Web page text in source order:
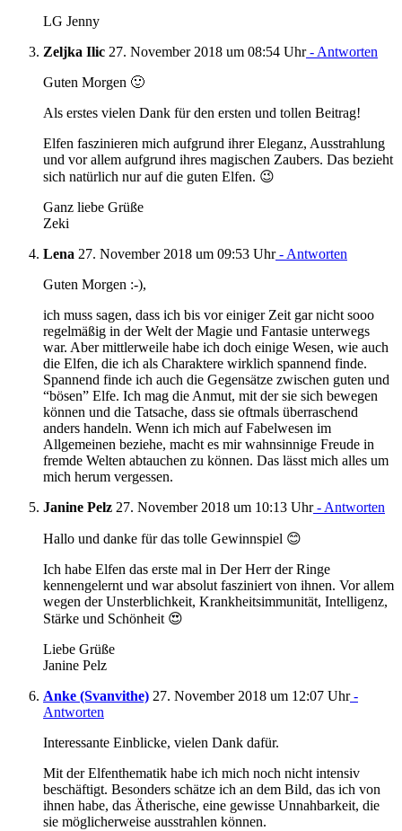
LG Jenny
Zeljka Ilic 27. November 2018 um 08:54 Uhr- Antworten
Guten Morgen 🙂
Als erstes vielen Dank für den ersten und tollen Beitrag!
Elfen faszinieren mich aufgrund ihrer Eleganz, Ausstrahlung
und vor allem aufgrund ihres magischen Zaubers. Das bezieht
sich natürlich nur auf die guten Elfen. 😉
Ganz liebe Grüße
Zeki
Lena 27. November 2018 um 09:53 Uhr- Antworten
Guten Morgen :-),
ich muss sagen, dass ich bis vor einiger Zeit gar nicht sooo
regelmäßig in der Welt der Magie und Fantasie unterwegs
war. Aber mittlerweile habe ich doch einige Wesen, wie auch
die Elfen, die ich als Charaktere wirklich spannend finde.
Spannend finde ich auch die Gegensätze zwischen guten und
“bösen” Elfe. Ich mag die Anmut, mit der sie sich bewegen
können und die Tatsache, dass sie oftmals überraschend
anders handeln. Wenn ich mich auf Fabelwesen im
Allgemeinen beziehe, macht es mir wahnsinnige Freude in
fremde Welten abtauchen zu können. Das lässt mich alles um
mich herum vergessen.
Janine Pelz 27. November 2018 um 10:13 Uhr- Antworten
Hallo und danke für das tolle Gewinnspiel 😊
Ich habe Elfen das erste mal in Der Herr der Ringe
kennengelernt und war absolut fasziniert von ihnen. Vor allem
wegen der Unsterblichkeit, Krankheitsimmunität, Intelligenz,
Stärke und Schönheit 😍
Liebe Grüße
Janine Pelz
Anke (Svanvithe) 27. November 2018 um 12:07 Uhr-
Antworten
Interessante Einblicke, vielen Dank dafür.
Mit der Elfenthematik habe ich mich noch nicht intensiv
beschäftigt. Besonders schätze ich an dem Bild, das ich von
ihnen habe, das Ätherische, eine gewisse Unnahbarkeit, die
sie möglicherweise ausstrahlen können.